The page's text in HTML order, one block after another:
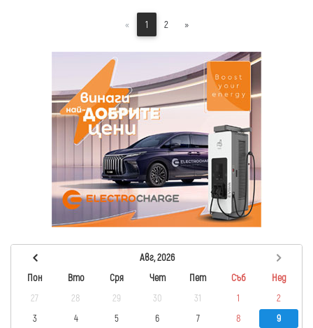
« 1 2 »
Авг, 2026
Пон
Вто Сря Чет Пет Съб
Нед
27
28 29 30 31 1
2
3
4 5 6 7 8 9